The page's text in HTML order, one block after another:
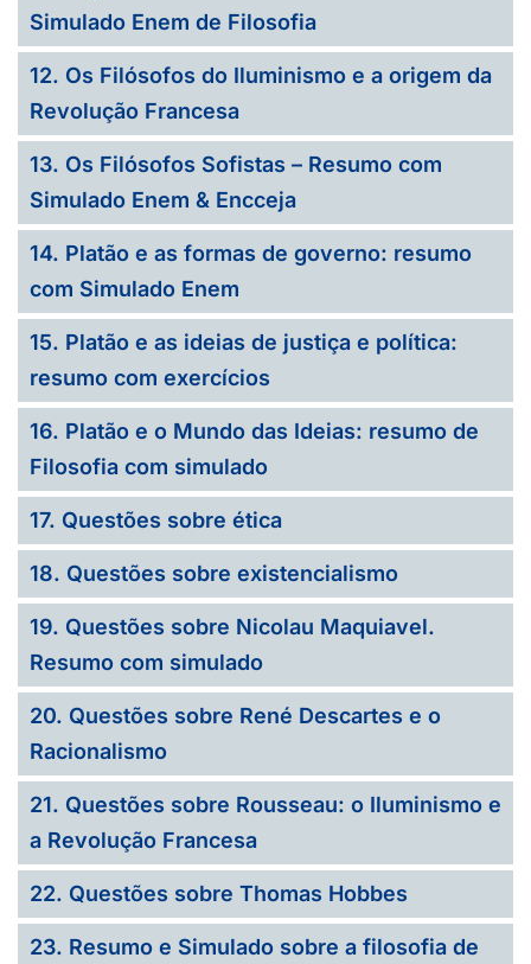
Simulado Enem de Filosofia
12. Os Filósofos do Iluminismo e a origem da
Revolução Francesa
13. Os Filósofos Sofistas – Resumo com
Simulado Enem & Encceja
14. Platão e as formas de governo: resumo
com Simulado Enem
15. Platão e as ideias de justiça e política:
resumo com exercícios
16. Platão e o Mundo das Ideias: resumo de
Filosofia com simulado
17. Questões sobre ética
18. Questões sobre existencialismo
19. Questões sobre Nicolau Maquiavel.
Resumo com simulado
20. Questões sobre René Descartes e o
Racionalismo
21. Questões sobre Rousseau: o Iluminismo e
a Revolução Francesa
22. Questões sobre Thomas Hobbes
23. Resumo e Simulado sobre a filosofia de